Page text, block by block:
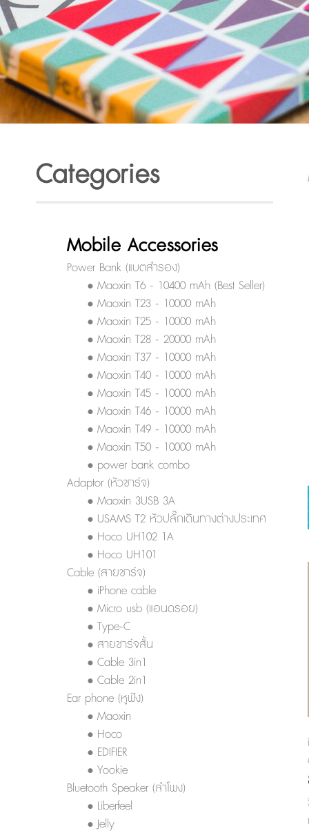
Categories
Mobile Accessories
Power Bank (แบตสำรอง)
• Maoxin T6 - 10400 mAh (Best Seller)
• Maoxin T23 - 10000 mAh
• Maoxin T25 - 10000 mAh
• Maoxin T28 - 20000 mAh
• Maoxin T37 - 10000 mAh
• Maoxin T40 - 10000 mAh
• Maoxin T45 - 10000 mAh
• Maoxin T46 - 10000 mAh
• Maoxin T49 - 10000 mAh
• Maoxin T50 - 10000 mAh
• power bank combo
Adaptor (หัวชาร์จ)
• Maoxin 3USB 3A
• USAMS T2 หัวปลั๊กเดินทางต่างประเทศ
• Hoco UH102 1A
• Hoco UH101
Cable (สายชาร์จ)
• iPhone cable
• Micro usb (แอนดรอย)
• Type-C
• สายชาร์จสั้น
• Cable 3in1
• Cable 2in1
Ear phone (หูฟัง)
• Maoxin
• Hoco
• EDIFIER
• Yookie
Bluetooth Speaker (ลำโพง)
• Liberfeel
• Jelly